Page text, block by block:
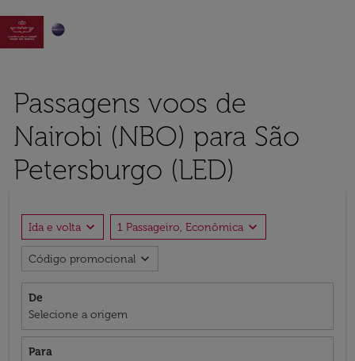

Passagens voos de
Nairobi (NBO) para São
Petersburgo (LED)
Ida e volta expand_more 1 Passageiro, Econômica expand_more
Código promocional expand_more
De
Selecione a origem
Para